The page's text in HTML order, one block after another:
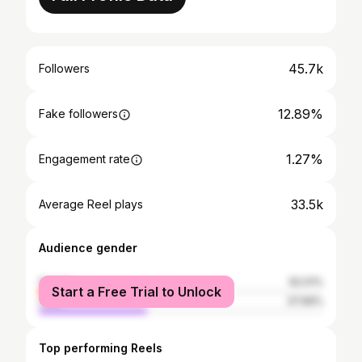
Followers 45.7k
Fake followers 12.89%
Engagement rate 1.27%
Average Reel plays 33.5k
Audience gender
female
male
Start a Free Trial to Unlock
Top performing Reels